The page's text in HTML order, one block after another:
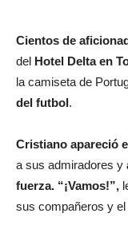
Cientos de
del Hotel Delta en
la camiseta de
del futbol.
Cristiano apareció
a sus admiradores y
fuerza. “¡Vamos!”,
sus compañeros y